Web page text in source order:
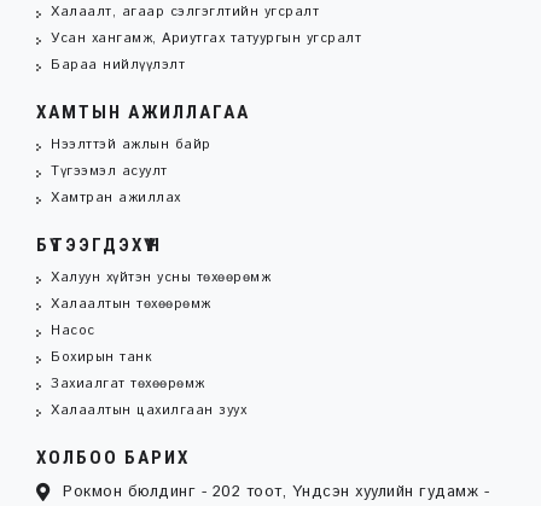
Халаалт, агаар сэлгэглтийн угсралт
Усан хангамж, Ариутгах татуургын угсралт
Бараа нийлүүлэлт
ХАМТЫН АЖИЛЛАГАА
Нээлттэй ажлын байр
Түгээмэл асуулт
Хамтран ажиллах
БҮТЭЭГДЭХҮҮН
Халуун хүйтэн усны төхөөрөмж
Халаалтын төхөөрөмж
Насос
Бохирын танк
Захиалгат төхөөрөмж
Халаалтын цахилгаан зуух
ХОЛБОО БАРИХ
Рокмон бюлдинг - 202 тоот, Үндсэн хуулийн гудамж -